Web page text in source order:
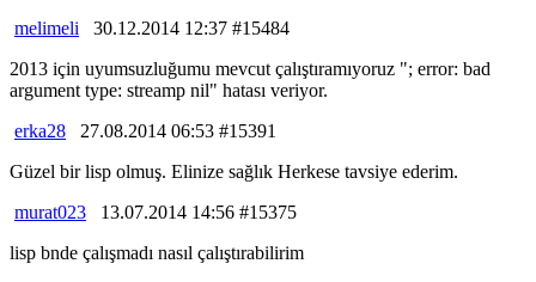
melimeli 30.12.2014 12:37 #15484
2013 için uyumsuzluğumu mevcut çalıştıramıyoruz "; error: bad
argument type: streamp nil" hatası veriyor.
erka28 27.08.2014 06:53 #15391
Güzel bir lisp olmuş. Elinize sağlık Herkese tavsiye ederim.
murat023 13.07.2014 14:56 #15375
lisp bnde çalışmadı nasıl çalıştırabilirim